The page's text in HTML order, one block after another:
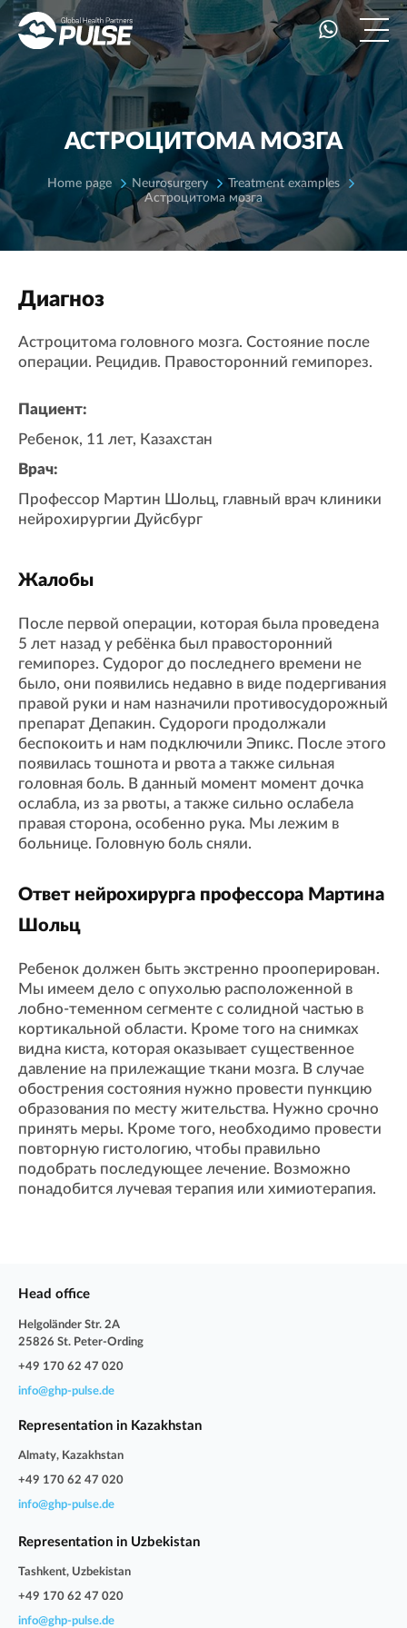
АСТРОЦИТОМА МОЗГА
Home page Neurosurgery
Treatment examples
Астроцитома мозга
Диагноз
Астроцитома головного мозга. Состояние после
операции. Рецидив. Правосторонний гемипорез.
Пациент:
Ребенок, 11 лет, Казахстан
Врач:
Профессор Мартин Шольц, главный врач клиники
нейрохирургии Дуйсбург
Жалобы
После первой операции, которая была проведена
5 лет назад у ребёнка был правосторонний
гемипорез. Судорог до последнего времени не
было, они появились недавно в виде подергивания
правой руки и нам назначили противосудорожный
препарат Депакин. Судороги продолжали
беспокоить и нам подключили Эпикс. После этого
появилась тошнота и рвота а также сильная
головная боль. В данный момент момент дочка
ослабла, из за рвоты, а также сильно ослабела
правая сторона, особенно рука. Мы лежим в
больнице. Головную боль сняли.
Ответ нейрохирурга профессора Мартина
Шольц
Ребенок должен быть экстренно прооперирован.
Мы имеем дело с опухолью расположенной в
лобно-теменном сегменте с солидной частью в
кортикальной области. Кроме того на снимках
видна киста, которая оказывает существенное
давление на прилежащие ткани мозга. В случае
обострения состояния нужно провести пункцию
образования по месту жительства. Нужно срочно
принять меры. Кроме того, необходимо провести
повторную гистологию, чтобы правильно
подобрать последующее лечение. Возможно
понадобится лучевая терапия или химиотерапия.
Head office
Helgoländer Str. 2A
25826 St. Peter-Ording
+49 170 62 47 020
info@ghp-pulse.de
Representation in Kazakhstan
Almaty, Kazakhstan
+49 170 62 47 020
info@ghp-pulse.de
Representation in Uzbekistan
Tashkent, Uzbekistan
+49 170 62 47 020
info@ghp-pulse.de